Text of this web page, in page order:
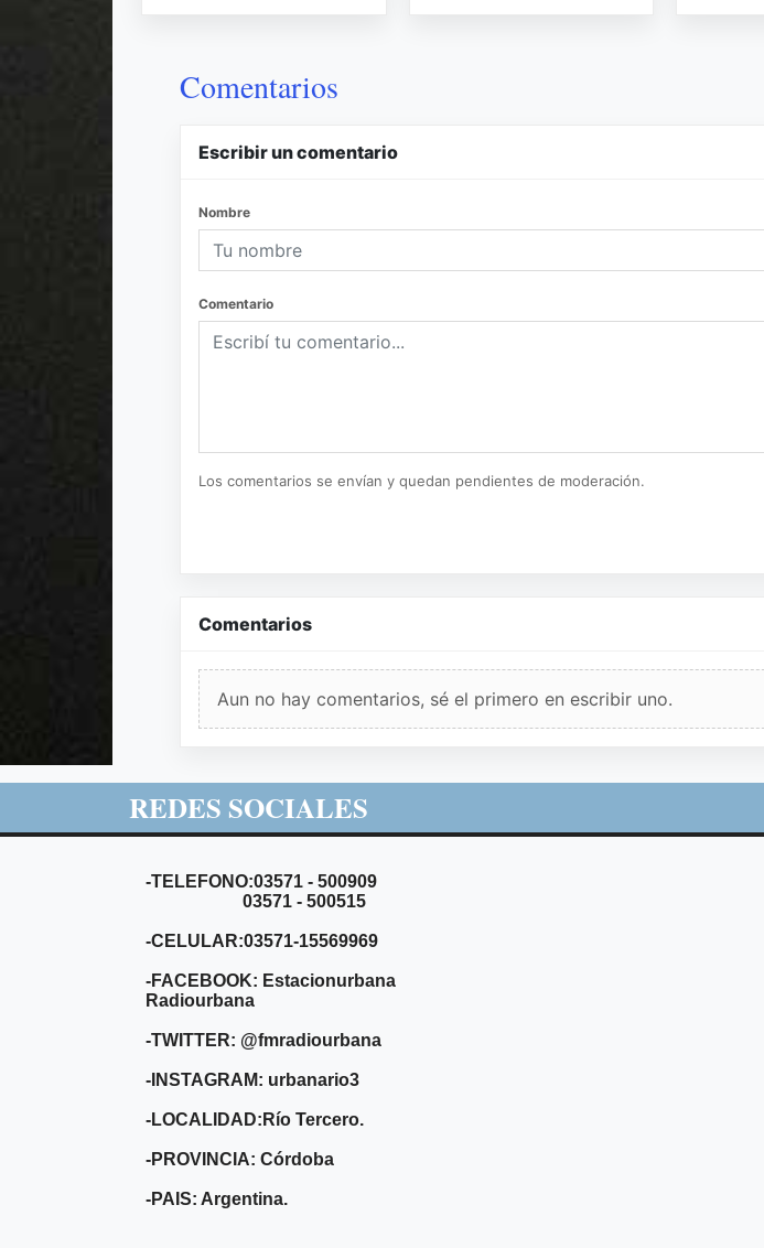
Comentarios
Escribir un comentario
Nombre
Comentario
Los comentarios se envían y quedan pendientes de moderación.
Comentarios
Aun no hay comentarios, sé el primero en escribir uno.
REDES SOCIALES
-TELEFONO:03571 - 500909
03571 - 500515
-CELULAR:03571-15569969
-FACEBOOK: Estacionurbana
Radiourbana
-TWITTER: @fmradiourbana
-INSTAGRAM: urbanario3
-LOCALIDAD:Río Tercero.
-PROVINCIA: Córdoba
-PAIS: Argentina.